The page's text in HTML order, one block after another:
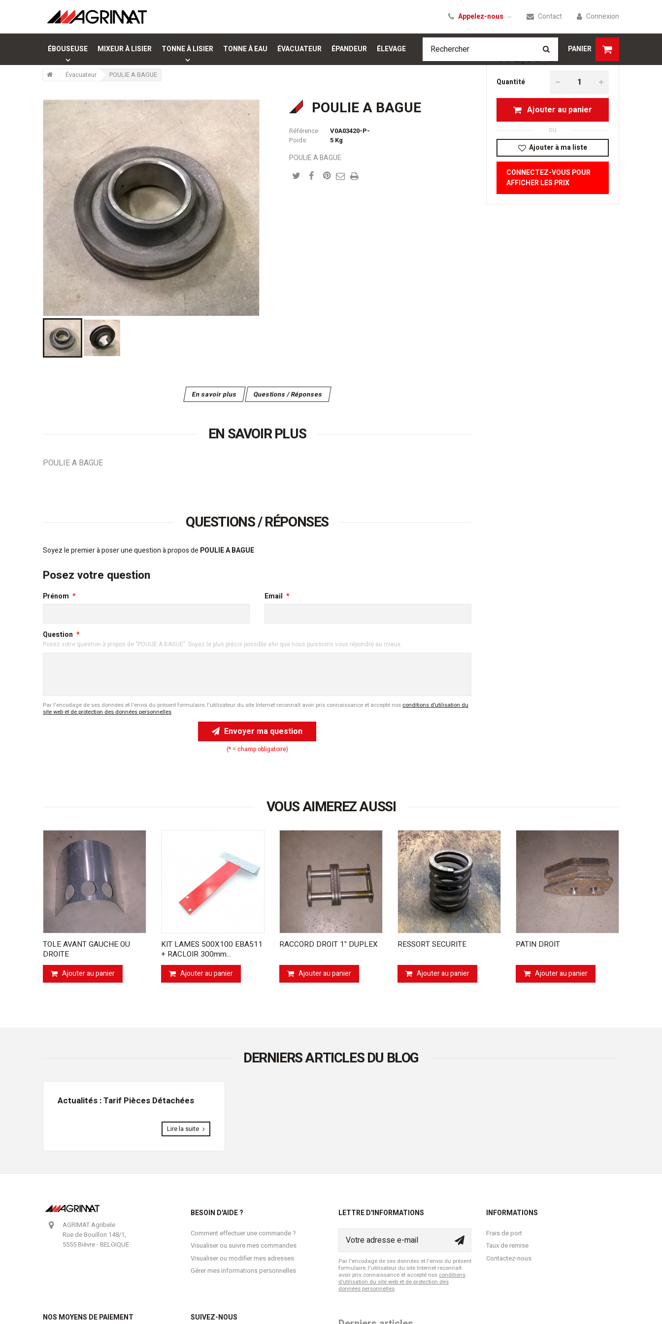
Connexion
Contact
Appelez-nous
ÉBOUSEUSE MIXEUR À LISIER TONNE À LISIER TONNE À EAU ÉVACUATEUR ÉPANDEUR ÉLEVAGE PANIER
Évacuateur POULIE A BAGUE
POULIE A BAGUE
172,00 € HT
Quantité
Ajouter au panier
ou
Ajouter à ma liste
CONNECTEZ-VOUS POUR
AFFICHER LES PRIX
Référence
V0A03420-P-
Poids:
5 Kg
POULIE A BAGUE
En savoir plus Questions / Réponses
EN SAVOIR PLUS
POULIE A BAGUE
QUESTIONS / RÉPONSES
Soyez le premier à poser une question à propos de POULIE A BAGUE
Posez votre question
Prénom Email
Question
Posez votre question à propos de "POULIE A BAGUE". Soyez le plus précis possible afin que nous puissions vous répondre au mieux.
Par l'encodage de ses données et l'envoi du présent formulaire, l'utilisateur du site Internet reconnaît avoir pris connaissance et accepté nosconditions d’utilisation du
site web et de protection des données personnelles.
Envoyer ma question
(* = champ obligatoire)
VOUS AIMEREZ AUSSI
TOLE AVANT GAUCHE OU
DROITE
Ajouter au panier
KIT LAMES 500X100 EBA511
+ RACLOIR 300mm...
Ajouter au panier
RACCORD DROIT 1" DUPLEX
Ajouter au panier
RESSORT SECURITE
Ajouter au panier
PATIN DROIT
Ajouter au panier
DERNIERS ARTICLES DU BLOG
Actualités : Tarif Pièces Détachées
Lire la suite
AGRIMAT Agribele
Rue de Bouillon 148/1,
5555 Bièvre - BELGIQUE
BESOIN D'AIDE ?
Comment effectuer une commande ?
Visualiser ou suivre mes commandes
Visualiser ou modifier mes adresses
Gérer mes informations personnelles
LETTRE D'INFORMATIONS
Par l'encodage de ses données et l'envoi du présent
formulaire, l'utilisateur du site Internet reconnaît
avoir pris connaissance et accepté nos conditions
d’utilisation du site web et de protection des
données personnelles.
INFORMATIONS
Frais de port
Taux de remise
Contactez-nous
NOS MOYENS DE PAIEMENT SUIVEZ-NOUS